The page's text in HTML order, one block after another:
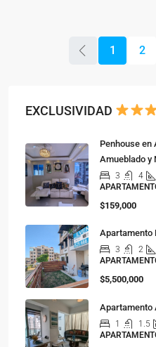
1 2
EXCLUSIVIDAD
Penhouse en
Amueblado y
3 4
$159,000
Apartamento
3 2
$5,500,000
Apartamento
1 1.5